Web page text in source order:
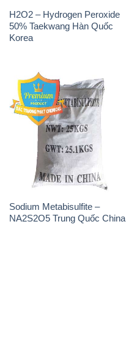
H2O2 – Hydrogen Peroxide
50% Taekwang Hàn Quốc
Korea
Sodium Metabisulfite –
NA2S2O5 Trung Quốc China